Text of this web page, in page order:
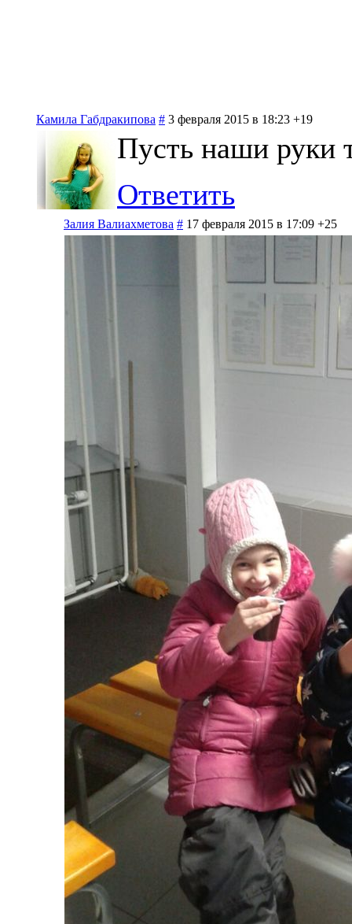
Камила Габдракипова # 3 февраля 2015 в 18:23 +19
Пусть наши руки
Ответить
Залия Валиахметова # 17 февраля 2015 в 17:09 +25